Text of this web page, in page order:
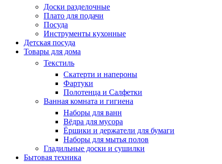
Доски разделочные
Плато для подачи
Посуда
Инструменты кухонные
Детская посуда
Товары для дома
Текстиль
Скатерти и напероны
Фартуки
Полотенца и Салфетки
Ванная комната и гигиена
Наборы для ванн
Вёдра для мусора
Ёршики и держатели для бумаги
Наборы для мытья полов
Гладильные доски и сушилки
Бытовая техника